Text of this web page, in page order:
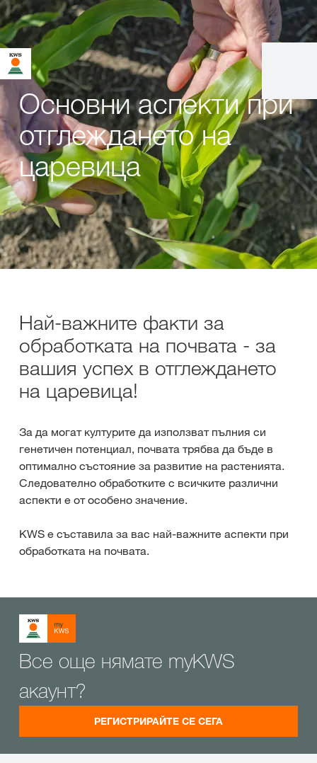
Основни аспекти при
отглеждането на
царевица
Най-важните факти за
обработката на почвата - за
вашия успех в отглеждането
на царевица!
За да могат културите да използват пълния си
генетичен потенциал, почвата трябва да бъде в
оптимално състояние за развитие на растенията.
Следователно обработките с всичките различни
аспекти е от особено значение.
KWS е съставила за вас най-важните аспекти при
обработката на почвата.
Все още нямате myKWS
акаунт?
РЕГИСТРИРАЙТЕ СЕ СЕГА